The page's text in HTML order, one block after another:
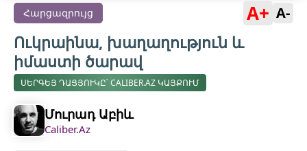
Հարցազրույց A+ A-
Ուկրաինա, խաղաղություն և
իմաստի ծարավ
ՍԵՐԳԵՅ ԴԱՑՅՈՒԿԸ՝ CALIBER.AZ ԿԱՅՔՈՒՄ
Մուրադ Աբիև
Caliber.Az